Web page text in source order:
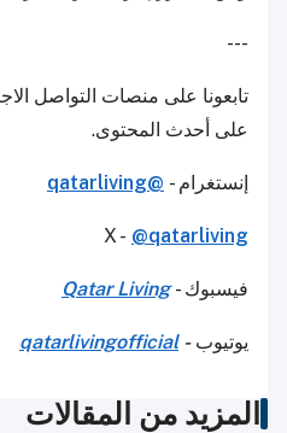
---
تابعونا على منصات التواصل
على أحدث المحتوى.
إنستغرام - @qatarliving
X - @qatarliving
فيسبوك -Qatar Living
يوتيوب-
qatarlivingofficial
المزيد من المقالات